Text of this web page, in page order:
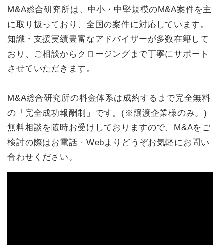
M&A総合研究所は、中小・中堅規模のM&A案件を主
に取り扱っており、全国の案件に対応しています。
知識・支援実績豊富なアドバイザーが多数在籍して
おり、ご相談からクロージングまで丁寧にサポート
させていただきます。
M&A総合研究所の料金体系は成約するまで完全無料
の「完全成功報酬制」です。(※譲渡企業様のみ。)
無料相談を随時お受けしておりますので、M&Aをご
検討の際はお電話・Webよりどうぞお気軽にお問い
合わせください。